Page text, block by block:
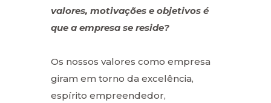
valores, motivações e objetivos é
que a empresa se reside?
Os nossos valores como empresa
giram em torno da excelência,
espírito empreendedor,